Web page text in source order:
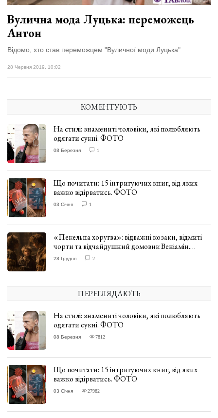
Вулична мода Луцька: переможець
Антон
Відомо, хто став переможцем "Вуличної моди Луцька"
28 Червня 2019, 10:02
КОМЕНТУЮТЬ
На стилі: знамениті чоловіки, які полюбляють
одягати сукні. ФОТО
08 Березня 1
Що почитати: 15 інтригуючих книг, від яких
важко відірватись. ФОТО
03 Січня 1
«Пекельна хоругва»: відважні козаки, відмиті
чорти та відчайдушний домовик Веніамін.
ВІДГУК
28 Грудня 2
ПЕРЕГЛЯДАЮТЬ
На стилі: знамениті чоловіки, які полюбляють
одягати сукні. ФОТО
08 Березня 7812
Що почитати: 15 інтригуючих книг, від яких
важко відірватись. ФОТО
03 Січня 27982